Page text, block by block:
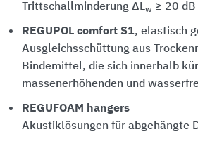
Trittschallminderung ΔLw≥ 20 dB
REGUPOL comfort S1, elastisch
Ausgleichsschüttung aus
Bindemittel, die sich innerhalb
massenerhöhenden und
REGUFOAM hangers
Akustiklösungen für abgehängte